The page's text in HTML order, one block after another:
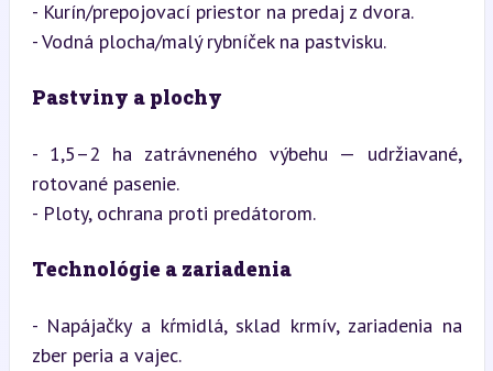
- Kurín/prepojovací priestor na predaj z dvora.
- Vodná plocha/malý rybníček na pastvisku.
Pastviny a plochy
- 1,5–2 ha zatrávneného výbehu — udržiavané,
rotované pasenie.
- Ploty, ochrana proti predátorom.
Technológie a zariadenia
- Napájačky a kŕmidlá, sklad krmív, zariadenia na
zber peria a vajec.